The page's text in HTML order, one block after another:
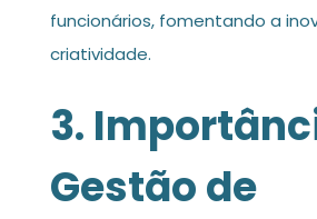
funcionários, fomentando a
criatividade.
3.
Gestão de